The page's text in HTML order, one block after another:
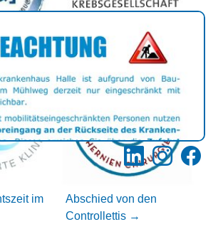
LinkedInInstagram
im
Abschied von den
Controllettis →